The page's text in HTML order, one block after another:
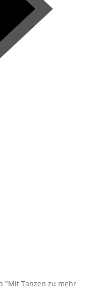
"Mit Tanzen zu mehr